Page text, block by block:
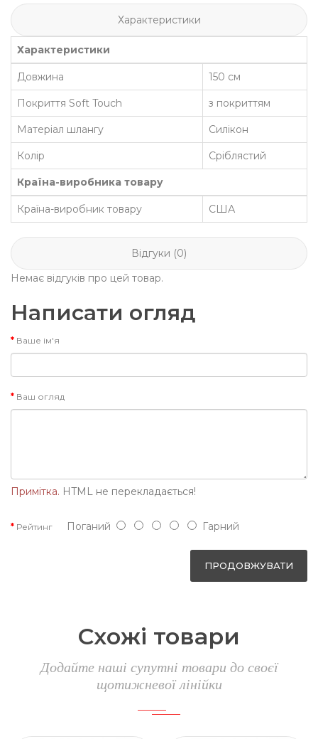
Характеристики
Характеристики
Довжина 150 см
Покриття Soft Touch з покриттям
Матеріал шлангу Силікон
Колір Сріблястий
Країна-виробника товару
Країна-виробник товару США
Відгуки (0)
Немає відгуків про цей товар.
Написати огляд
Ваше ім'я
Ваш огляд
Примітка. HTML не перекладається!
Рейтинг Поганий Гарний
ПРОДОВЖУВАТИ
Схожі товари
Додайте наші супутні товари до своєї
щотижневої лінійки